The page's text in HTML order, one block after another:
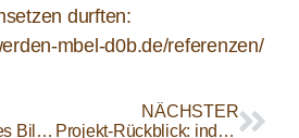
durften:
mbel-d0b.de/referenzen/
Auflösung unseres Bilderrätsels
NÄCHSTER
Projekt-Rückblick: individueller Schuhschrank